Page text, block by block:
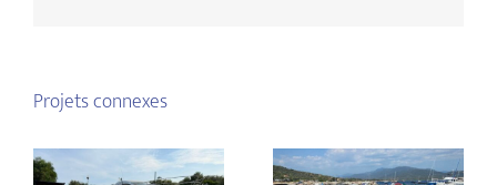
Projets connexes